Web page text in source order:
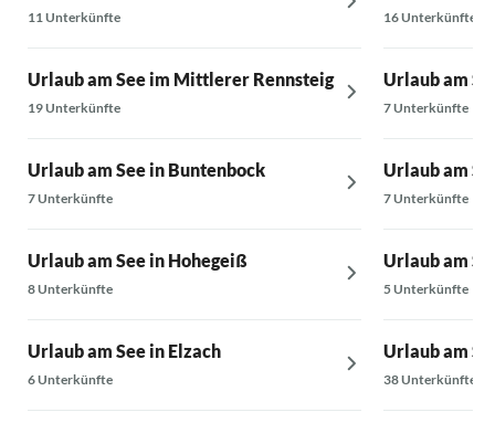
Auch der
Ob Hund,
haben
11 Unterkünfte
Urlaub am See im Mittlerer Rennsteig
19 Unterkünfte
Urlaub am See in Buntenbock
7 Unterkünfte
Urlaub am See in Hohegeiß
8 Unterkünfte
Urlaub am See in Elzach
6 Unterkünfte
16 Unterkünfte
Urlaub am
7 Unterkünfte
Urlaub am
7 Unterkünfte
Urlaub am
5 Unterkünfte
Urlaub am
38 Unterkünfte